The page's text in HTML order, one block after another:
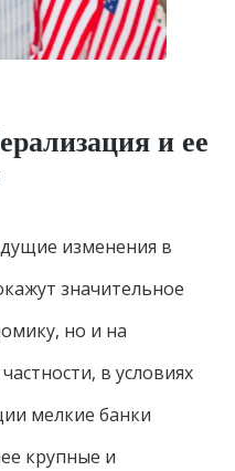
и ее
изменения в
значительное
но и на
в условиях
мелкие банки
крупные и